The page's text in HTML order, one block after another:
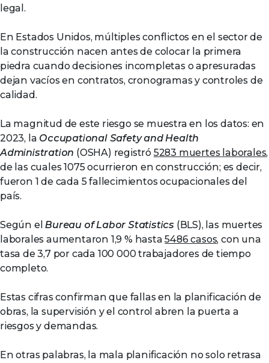
legal.
En Estados Unidos, múltiples conflictos en el sector de
la construcción nacen antes de colocar la primera
piedra cuando decisiones incompletas o apresuradas
dejan vacíos en contratos, cronogramas y controles de
calidad.
La magnitud de este riesgo se muestra en los datos: en
2023, la Occupational Safety and Health
Administration (OSHA) registró 5283 muertes laborales,
de las cuales 1075 ocurrieron en construcción; es decir,
fueron 1 de cada 5 fallecimientos ocupacionales del
país.
Según elBureau of Labor Statistics (BLS), las muertes
laborales aumentaron 1,9 % hasta5486 casos, con una
tasa de 3,7 por cada 100 000 trabajadores de tiempo
completo.
Estas cifras confirman que fallas en la planificación de
obras, la supervisión y el control abren la puerta a
riesgos y demandas.
En otras palabras, la mala planificación no solo retrasa